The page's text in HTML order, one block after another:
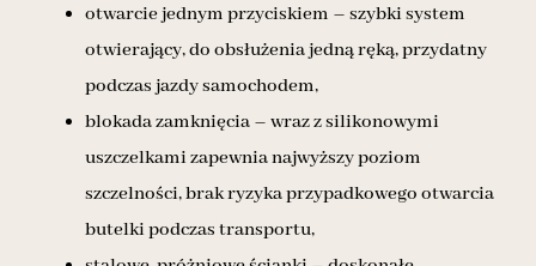
otwarcie jednym przyciskiem – szybki system
otwierający, do obsłużenia jedną ręką, przydatny
podczas jazdy samochodem,
blokada zamknięcia – wraz z silikonowymi
uszczelkami zapewnia najwyższy poziom
szczelności, brak ryzyka przypadkowego otwarcia
butelki podczas transportu,